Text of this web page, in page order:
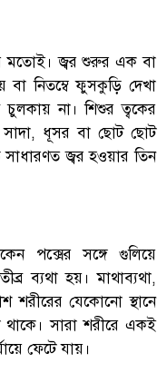
মতোই। জ্বর শুরুর এক বা
নিতম্বে ফুসকুড়ি দেখা
চুলকায় না। শিশুর ত্বকের
ধূসর বা ছোট ছোট
জ্বর হওয়ার তিন
পক্সের সঙ্গে গুলিয়ে
ব্যথা হয়। মাথাব্যথা,
শরীরের যেকোনো স্থানে
সারা শরীরে একই
ফেটে যায়।